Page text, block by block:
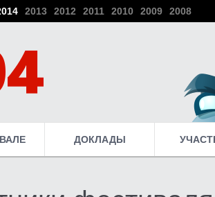
2013 2012 2011 2010 2009 2008
ДОКЛАДЫ